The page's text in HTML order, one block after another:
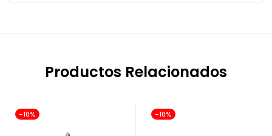
Productos Relacionados
-10% -10%